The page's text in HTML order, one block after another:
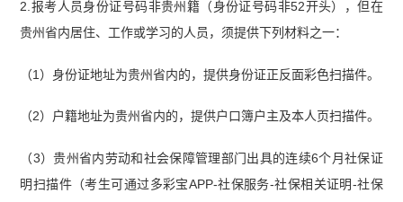
2.报考人员身份证号码非贵州籍（身份证号码非52开头），但在
贵州省内居住、工作或学习的人员，须提供下列材料之一：
（1）身份证地址为贵州省内的，提供身份证正反面彩色扫描件。
（2）户籍地址为贵州省内的，提供户口簿户主及本人页扫描件。
（3）贵州省内劳动和社会保障管理部门出具的连续6个月社保证
明扫描件（考生可通过多彩宝APP-社保服务-社保相关证明-社保